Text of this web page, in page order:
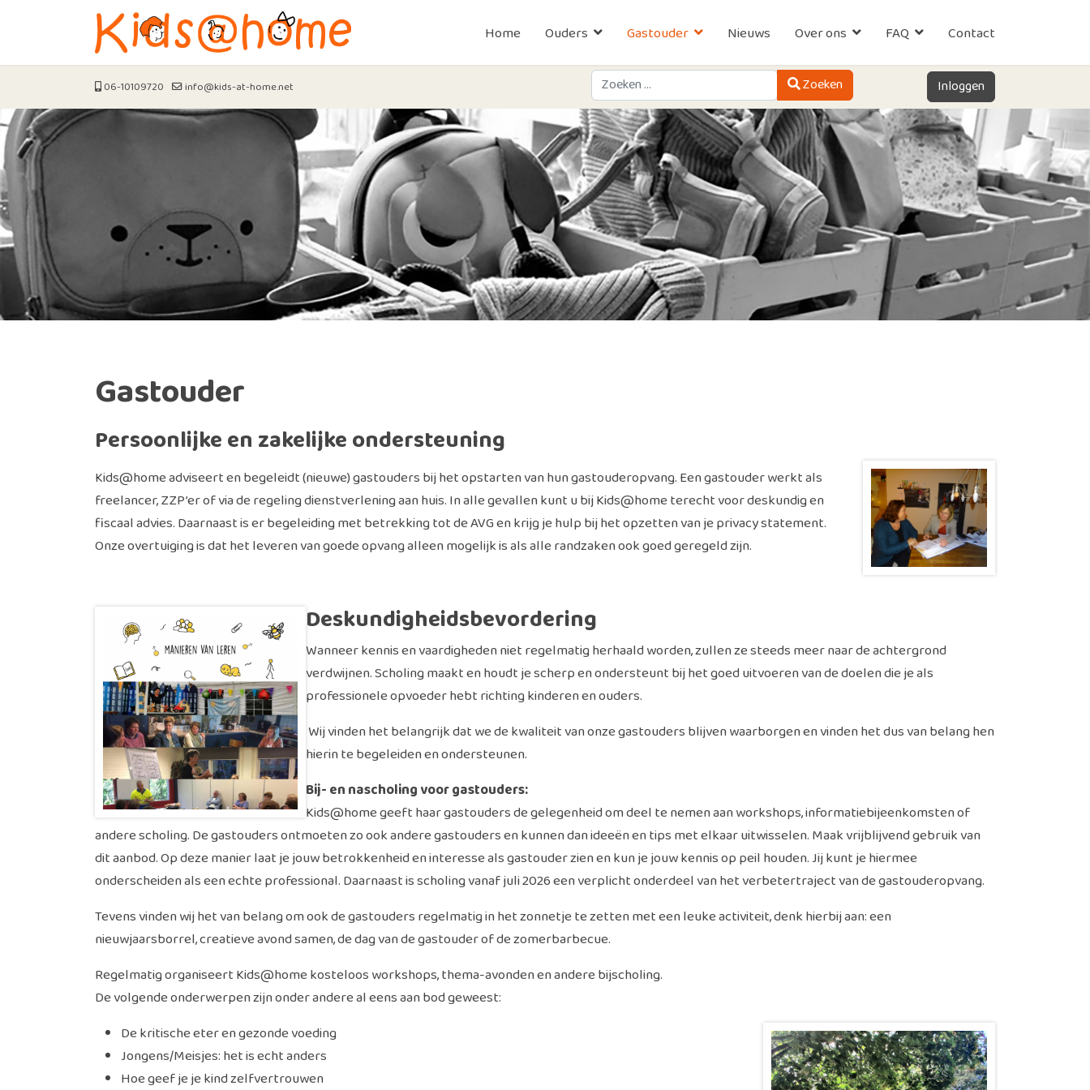
Home Ouders Gastouder Nieuws Over ons FAQ Contact
06-10109720 info@kids-at-home.net
Zoeken
Type 2 or more characters for results.
Zoeken Inloggen
Gastouder
Persoonlijke en zakelijke ondersteuning
Kids@home adviseert en begeleidt (nieuwe) gastouders bij het opstarten van hun gastouderopvang. Een gastouder werkt als
freelancer, ZZP’er of via de regeling dienstverlening aan huis. In alle gevallen kunt u bij Kids@home terecht voor deskundig en
fiscaal advies. Daarnaast is er begeleiding met betrekking tot de AVG en krijg je hulp bij het opzetten van je privacy statement.
Onze overtuiging is dat het leveren van goede opvang alleen mogelijk is als alle randzaken ook goed geregeld zijn​​​​​​.
Deskundigheidsbevordering
Wanneer kennis en vaardigheden niet regelmatig herhaald worden, zullen ze steeds meer naar de achtergrond
verdwijnen. Scholing maakt en houdt je scherp en ondersteunt bij het goed uitvoeren van de doelen die je als
professionele opvoeder hebt richting kinderen en ouders.
Wij vinden het belangrijk dat we de kwaliteit van onze gastouders blijven waarborgen en vinden het dus van belang hen
hierin te begeleiden en ondersteunen.
Bij- en nascholing voor gastouders:
Kids@home geeft haar gastouders de gelegenheid om deel te nemen aan workshops, informatiebijeenkomsten of
andere scholing. De gastouders ontmoeten zo ook andere gastouders en kunnen dan ideeën en tips met elkaar uitwisselen. Maak vrijblijvend gebruik van
dit aanbod. Op deze manier laat je jouw betrokkenheid en interesse als gastouder zien en kun je jouw kennis op peil houden. Jij kunt je hiermee
onderscheiden als een echte professional. Daarnaast is scholing vanaf juli 2026 een verplicht onderdeel van het verbetertraject van de gastouderopvang.
Tevens vinden wij het van belang om ook de gastouders regelmatig in het zonnetje te zetten met een leuke activiteit, denk hierbij aan: een
nieuwjaarsborrel, creatieve avond samen, de dag van de gastouder of de zomerbarbecue.
Regelmatig organiseert Kids@home kosteloos workshops, thema-avonden en andere bijscholing.
De volgende onderwerpen zijn onder andere al eens aan bod geweest:
De kritische eter en gezonde voeding
Jongens/Meisjes: het is echt anders
Hoe geef je je kind zelfvertrouwen